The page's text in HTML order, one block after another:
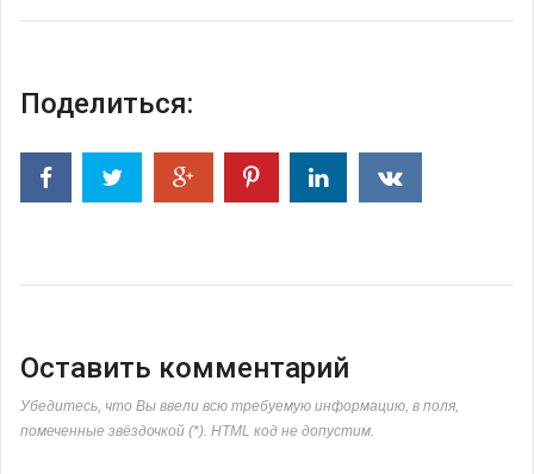
Поделиться:
Оставить комментарий
Убедитесь, что Вы ввели всю требуемую информацию, в поля,
помеченные звёздочкой (*). HTML код не допустим.